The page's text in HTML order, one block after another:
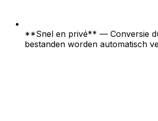
**Snel en privé** — Conversie
bestanden worden automatisch